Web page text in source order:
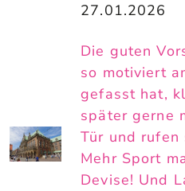
27.01.2026
Die guten
so motiviert
gefasst hat,
später gerne
Tür und rufen
Mehr Sport
Devise! Und